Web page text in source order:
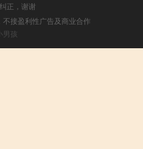
正，谢谢
接盈利性广告及商业合作
男孩